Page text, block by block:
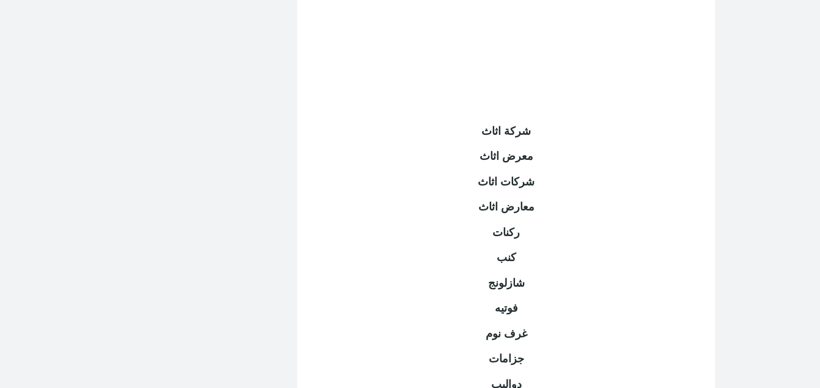
شركة اثاث
معرض اثاث
شركات اثاث
معارض اثاث
ركنات
كنب
شازلونج
فوتيه
غرف نوم
جزامات
دواليب